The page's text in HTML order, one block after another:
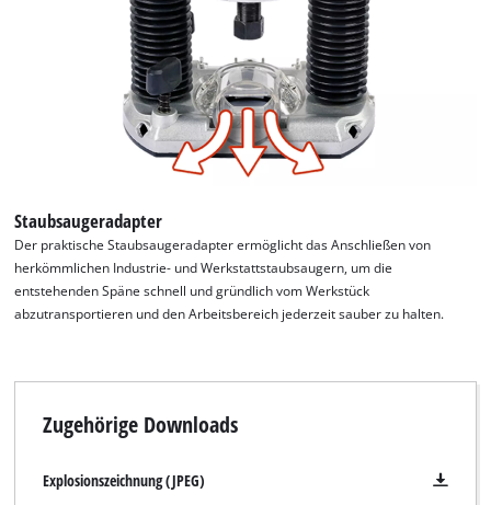
Staubsaugeradapter
Der praktische Staubsaugeradapter ermöglicht das Anschließen von
herkömmlichen Industrie- und Werkstattstaubsaugern, um die
entstehenden Späne schnell und gründlich vom Werkstück
abzutransportieren und den Arbeitsbereich jederzeit sauber zu halten.
Zugehörige Downloads
Explosionszeichnung (JPEG)